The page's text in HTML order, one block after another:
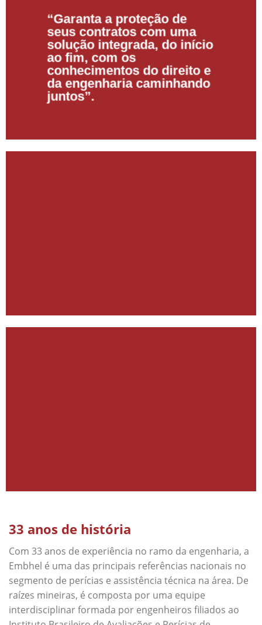
“Garanta a proteção de
seus contratos com uma
solução integrada, do início
ao fim, com os
conhecimentos do direito e
da engenharia caminhando
juntos”.
33 anos de história
Com 33 anos de experiência no ramo da engenharia, a
Embhel é uma das principais referências nacionais no
segmento de perícias e assistência técnica na área. De
raízes mineiras, é composta por uma equipe
interdisciplinar formada por engenheiros filiados ao